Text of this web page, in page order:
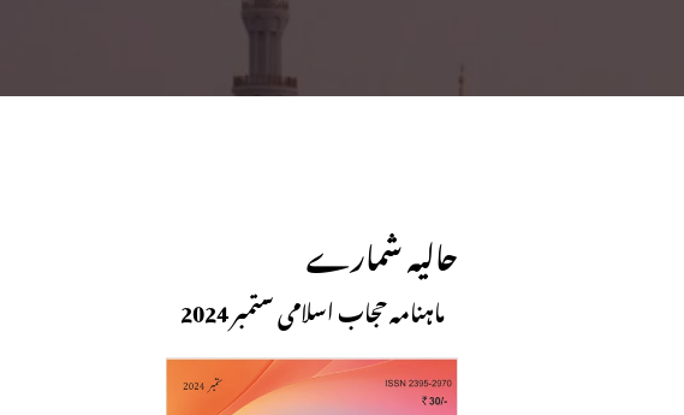
حالیہ شمارے
ماہنامہ حجاب اسلامی ستمبر 2024